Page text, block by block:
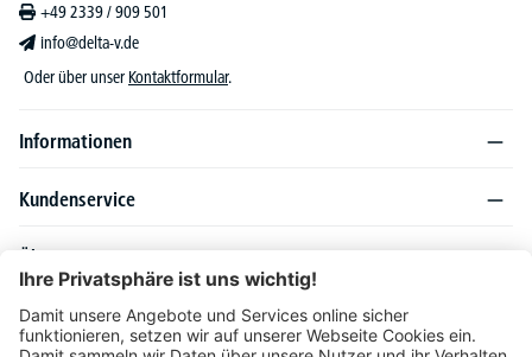
+49 2339 / 909 501
info@delta-v.de
Oder über unser Kontaktformular.
Informationen
Kundenservice
Über DELTA-V
Produktsortiment